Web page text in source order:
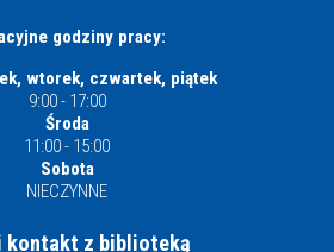
godziny pracy:
wtorek, czwartek, piątek
9:00 - 17:00
Środa
11:00 - 15:00
Sobota
NIECZYNNE
kontakt z biblioteką